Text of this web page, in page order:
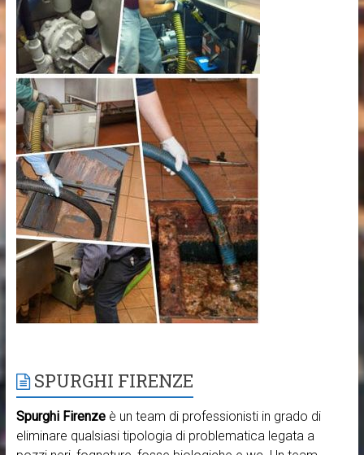
SPURGHI FIRENZE
Spurghi Firenzeè un team di professionisti in grado di
eliminare qualsiasi tipologia di problematica legata a